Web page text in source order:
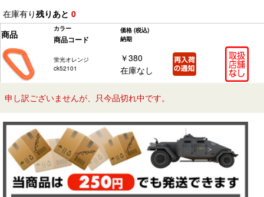
在庫有り残りあと 0
商品
カラー
商品コード
価格 (税込)
納期
蛍光オレンジ
ck52101
￥380
在庫なし
申し訳ございませんが、只今品切れ中です。